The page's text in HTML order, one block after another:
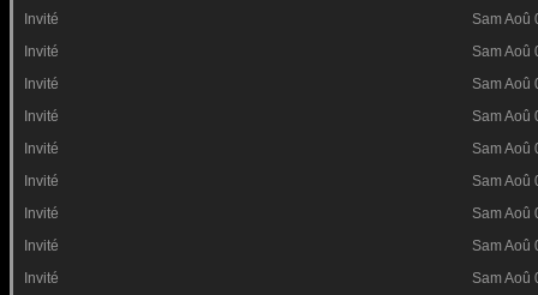
Invité
Sam Aoû
Invité
Sam Aoû
Invité
Sam Aoû
Invité
Sam Aoû
Invité
Sam Aoû
Invité
Sam Aoû
Invité
Sam Aoû
Invité
Sam Aoû
Invité
Sam Aoû